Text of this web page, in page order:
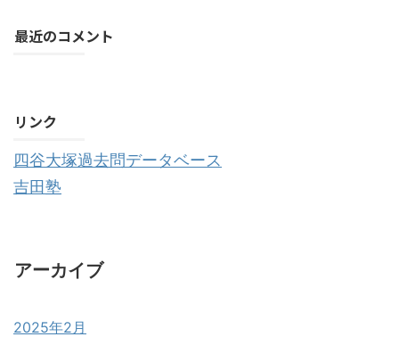
最近のコメント
リンク
四谷大塚過去問データベース
吉田塾
アーカイブ
2025年2月